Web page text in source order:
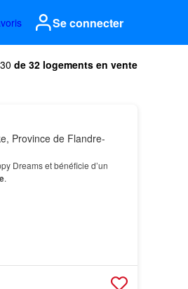
Se connecter
de 32 logements en vente
Province de Flandre-
Dreams et bénéficie d’un
.